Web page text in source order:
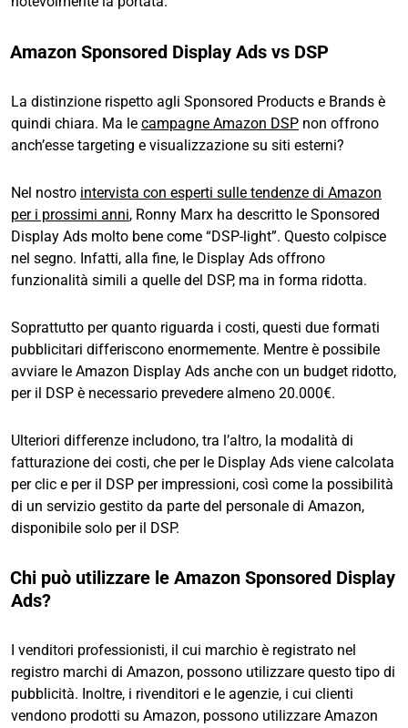
Amazon Sponsored Display Ads vs DSP
La distinzione rispetto agli Sponsored Products e Brands è
quindi chiara. Ma le campagne Amazon DSP non offrono
anch’esse targeting e visualizzazione su siti esterni?
Nel nostro intervista con esperti sulle tendenze di Amazon
per i prossimi anni, Ronny Marx ha descritto le Sponsored
Display Ads molto bene come “DSP-light”. Questo colpisce
nel segno. Infatti, alla fine, le Display Ads offrono
funzionalità simili a quelle del DSP, ma in forma ridotta.
Soprattutto per quanto riguarda i costi, questi due formati
pubblicitari differiscono enormemente. Mentre è possibile
avviare le Amazon Display Ads anche con un budget ridotto,
per il DSP è necessario prevedere almeno 20.000€.
Ulteriori differenze includono, tra l’altro, la modalità di
fatturazione dei costi, che per le Display Ads viene calcolata
per clic e per il DSP per impressioni, così come la possibilità
di un servizio gestito da parte del personale di Amazon,
disponibile solo per il DSP.
Chi può utilizzare le Amazon Sponsored Display
Ads?
I venditori professionisti, il cui marchio è registrato nel
registro marchi di Amazon, possono utilizzare questo tipo di
pubblicità. Inoltre, i rivenditori e le agenzie, i cui clienti
vendono prodotti su Amazon, possono utilizzare Amazon